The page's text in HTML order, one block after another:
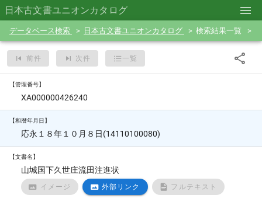
日本古文書ユニオンカタログ
データベース検索 日本古文書ユニオンカタログ 検索結果一覧
前件 次件 一覧
【管理番号】
XA000000426240
【和暦年月日】
応永１８年１０月８日(14110100080)
【文書名】
山城国下久世庄流田注進状
イメージ 外部リンク フルテキスト